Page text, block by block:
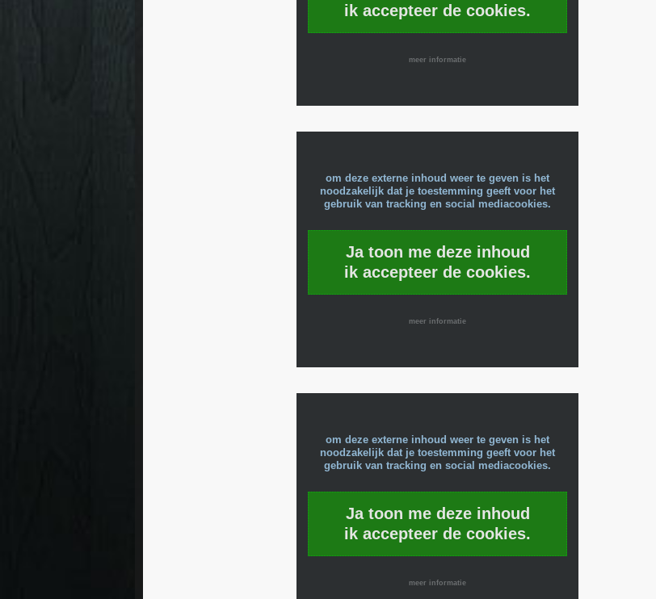
ik accepteer de cookies.
meer informatie
om deze externe inhoud weer te geven is het
noodzakelijk dat je toestemming geeft voor het
gebruik van tracking en social mediacookies.
Ja toon me deze inhoud
ik accepteer de cookies.
meer informatie
om deze externe inhoud weer te geven is het
noodzakelijk dat je toestemming geeft voor het
gebruik van tracking en social mediacookies.
Ja toon me deze inhoud
ik accepteer de cookies.
meer informatie